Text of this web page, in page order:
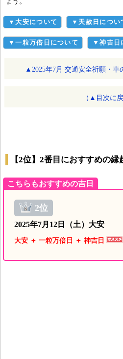
▼大安について ▼天赦日につい
▼一粒万倍日について ▼神吉日
▲2025年7月 交通安全祈願・車
（▲目次に戻
【2位】2番目におすすめの縁
こちらもおすすめの吉日
2位
2025年7月12日（土）大安
大安 ＋ 一粒万倍日 ＋ 神吉日